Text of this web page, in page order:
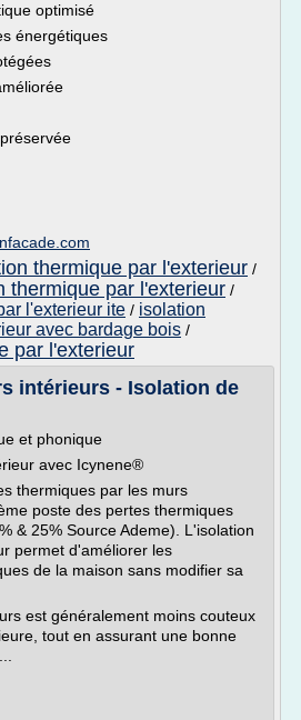
optimisé
énergétiques
thermique par l'exterieur /
thermique par l'exterieur /
l'exterieur ite / isolation
avec bardage bois /
par l'exterieur
intérieurs - Isolation de
et phonique
avec Icynene®
thermiques par les murs
poste des pertes thermiques
& 25% Source Ademe). L'isolation
permet d'améliorer les
de la maison sans modifier sa
est généralement moins couteux
tout en assurant une bonne